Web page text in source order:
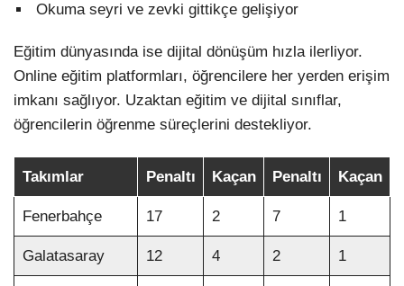
Okuma seyri ve zevki gittikçe gelişiyor
Eğitim dünyasında ise dijital dönüşüm hızla ilerliyor.
Online eğitim platformları, öğrencilere her yerden erişim
imkanı sağlıyor. Uzaktan eğitim ve dijital sınıflar,
öğrencilerin öğrenme süreçlerini destekliyor.
Takımlar Penaltı Kaçan Penaltı Kaçan
Fenerbahçe 17 2 7 1
Galatasaray 12 4 2 1